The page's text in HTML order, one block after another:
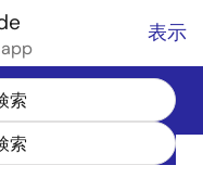
表示
クロプロセッサ